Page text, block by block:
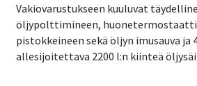
Vakiovarustukseen kuuluvat
öljypolttimineen, huonetermostaatti
pistokkeineen sekä öljyn imusauva ja
allesijoitettava 2200 l:n kiinteä